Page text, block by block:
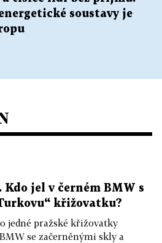
soustavy je
Kdo jel v černém BMW s
křižovatku?
jedné pražské křižovatky
se začerněnými skly a